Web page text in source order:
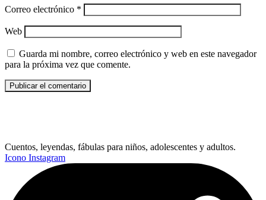
Correo electrónico *
Web
Guarda mi nombre, correo electrónico y web en este navegador
para la próxima vez que comente.
Cuentos, leyendas, fábulas para niños, adolescentes y adultos.
Icono Instagram